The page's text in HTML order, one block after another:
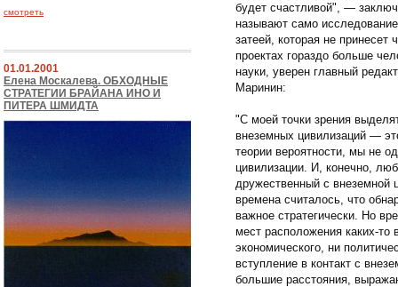
смотреть
01.01.2001
Елена Москалева. ОБХОДНЫЕ
СТРАТЕГИИ БРАЙАНА ИНО И
ПИТЕРА ШМИДТА
будет счастливой", —
называют само
затеей, которая не принесет
проектах гораздо больше
науки, уверен главный
Маринин:
"С моей точки зрения
внеземных цивилизаций —
теории вероятности, мы не
цивилизации. И, конечно,
дружественный с внеземной
времена считалось, что
важное стратегически. Но
мест расположения каких-то
экономического, ни
вступление в контакт с
большие расстояния,